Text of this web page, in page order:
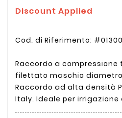
Discount Applied
Cod. di Riferimento:
Raccordo a compressione
filettato maschio diametro
Raccordo ad alta densità
Italy. Ideale per irrigazione